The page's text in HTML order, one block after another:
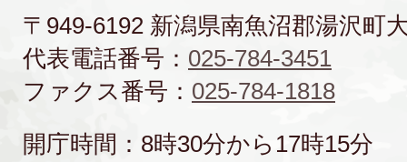
〒949-6192 新潟県南魚沼郡湯沢町
代表電話番号： 025-784-3451
ファクス番号： 025-784-1818
開庁時間：8時30分から17時15分